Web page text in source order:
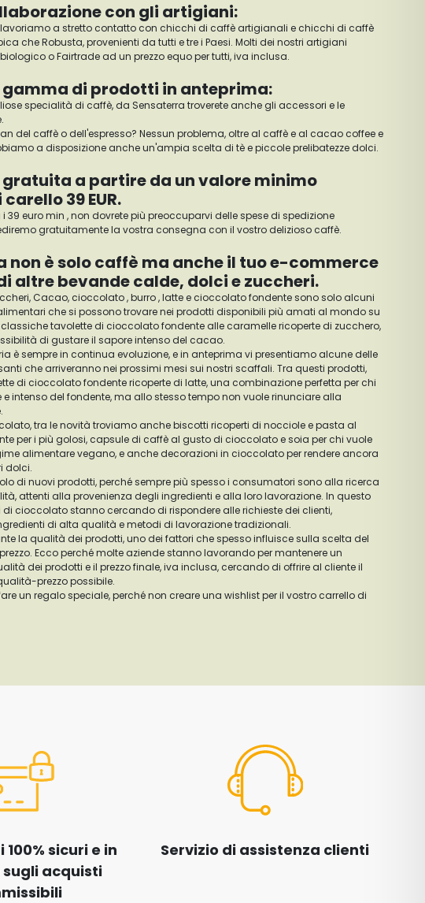
con gli artigiani:
lavoriamo a stretto contatto con chicchi di caffè artigianali e chicchi di caffè
che Robusta, provenienti da tutti e tre i Paesi. Molti dei nostri artigiani
o Fairtrade ad un prezzo equo per tutti, iva inclusa.
gamma di prodotti in anteprima:
specialità di caffè, da Sensaterra troverete anche gli accessori e le
del caffè o dell'espresso? Nessun problema, oltre al caffè e al cacao coffee e
a disposizione anche un'ampia scelta di tè e piccole prelibatezze dolci.
gratuita a partire da un valore minimo
39 EUR.
i 39 euro min , non dovrete più preoccuparvi delle spese di spedizione
gratuitamente la vostra consegna con il vostro delizioso caffè.
non è solo caffè ma anche il tuo e-commerce
altre bevande calde, dolci e zuccheri.
Cacao, cioccolato , burro , latte e cioccolato fondente sono solo alcuni
che si possono trovare nei prodotti disponibili più amati al mondo su
classiche tavolette di cioccolato fondente alle caramelle ricoperte di zucchero,
di gustare il sapore intenso del cacao.
è sempre in continua evoluzione, e in anteprima vi presentiamo alcune delle
che arriveranno nei prossimi mesi sui nostri scaffali. Tra questi prodotti,
di cioccolato fondente ricoperte di latte, una combinazione perfetta per chi
intenso del fondente, ma allo stesso tempo non vuole rinunciare alla
tra le novità troviamo anche biscotti ricoperti di nocciole e pasta al
per i più golosi, capsule di caffè al gusto di cioccolato e soia per chi vuole
alimentare vegano, e anche decorazioni in cioccolato per rendere ancora
dolci.
di nuovi prodotti, perché sempre più spesso i consumatori sono alla ricerca
attenti alla provenienza degli ingredienti e alla loro lavorazione. In questo
di cioccolato stanno cercando di rispondere alle richieste dei clienti,
di alta qualità e metodi di lavorazione tradizionali.
la qualità dei prodotti, uno dei fattori che spesso influisce sulla scelta del
Ecco perché molte aziende stanno lavorando per mantenere un
dei prodotti e il prezzo finale, iva inclusa, cercando di offrire al cliente il
prezzo possibile.
un regalo speciale, perché non creare una wishlist per il vostro carrello di
sicuri e in
acquisti
Servizio di assistenza clienti